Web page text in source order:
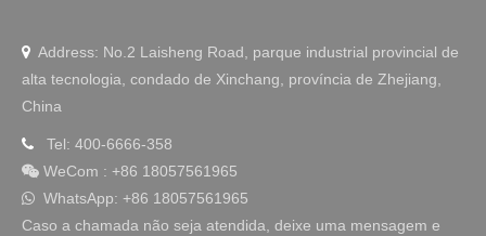
 Address: No.2 Laisheng Road, parque industrial provincial de
alta tecnologia, condado de Xinchang, província de Zhejiang,
China
 Tel: 400-6666-358
 WeCom : +86 18057561965
 WhatsApp: +86 18057561965
Caso a chamada não seja atendida, deixe uma mensagem e